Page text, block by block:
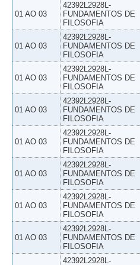
01 AO 03
42392L2928L-
FUNDAMENTOS DE
FILOSOFIA
01 AO 03
42392L2928L-
FUNDAMENTOS DE
FILOSOFIA
01 AO 03
42392L2928L-
FUNDAMENTOS DE
FILOSOFIA
01 AO 03
42392L2928L-
FUNDAMENTOS DE
FILOSOFIA
01 AO 03
42392L2928L-
FUNDAMENTOS DE
FILOSOFIA
01 AO 03
42392L2928L-
FUNDAMENTOS DE
FILOSOFIA
01 AO 03
42392L2928L-
FUNDAMENTOS DE
FILOSOFIA
01 AO 03
42392L2928L-
FUNDAMENTOS DE
FILOSOFIA
42392L2928L-